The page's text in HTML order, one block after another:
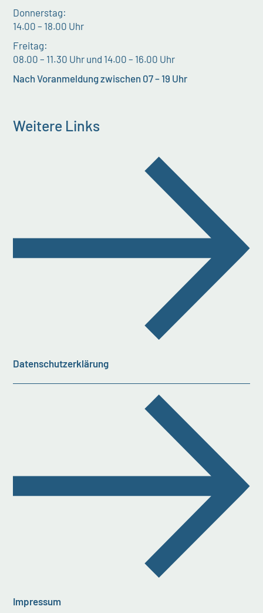
Donnerstag:
14.00 – 18.00 Uhr
Freitag:
08.00 – 11.30 Uhr und 14.00 – 16.00 Uhr
Nach Voranmeldung zwischen 07 – 19 Uhr
Weitere Links
Datenschutzerklärung
Impressum